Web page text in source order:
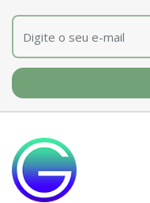
E-mail